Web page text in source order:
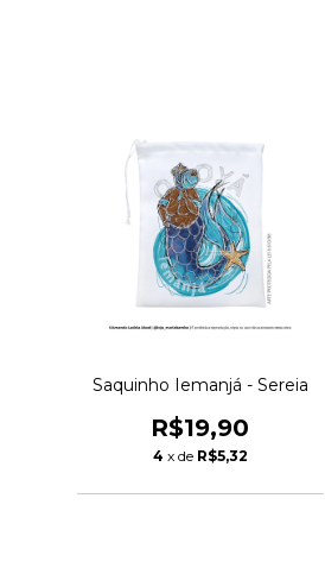
Saquinho Iemanjá - Sereia
R$19,90
4 x de R$5,32